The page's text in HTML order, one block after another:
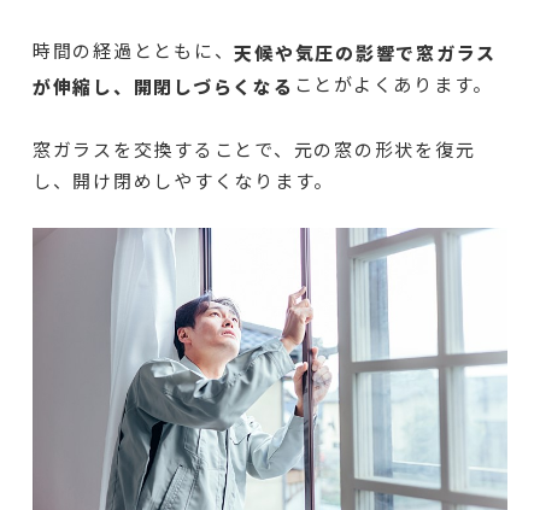
時間の経過とともに、天候や気圧の影響で窓ガラス
が伸縮し、開閉しづらくなる ことがよくあります。
窓ガラスを交換することで、元の窓の形状を復元
し、開け閉めしやすくなります。